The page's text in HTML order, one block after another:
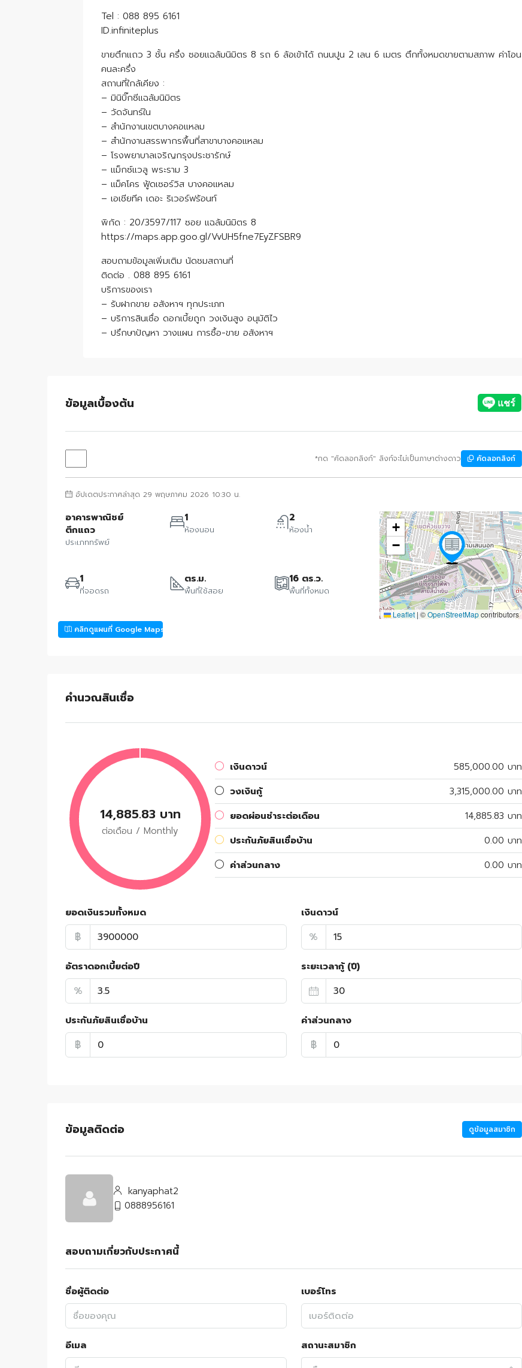
Tel : 088 895 6161
ID.infiniteplus
ขายตึกแถว 3 ชั้น ครึ่ง ซอยแฉล้มนิมิตร 8 รถ 6 ล้อเข้าได้ ถนนปูน 2 เลน 6 เมตร ตึกทั้งหมดขายตามสภาพ ค่าโอน
คนละครึ่ง
สถานที่ใกล้เคียง :
– มินิบิ๊กซีแฉล้มนิมิตร
– วัดจันทร์ใน
– สำนักงานเขตบางคอแหลม
– สำนักงานสรรพากรพื้นที่สาขาบางคอแหลม
– โรงพยาบาลเจริญกรุงประชารักษ์
– แม็กซ์แวลู พระราม 3
– แม็คโคร ฟู้ดเซอร์วิส บางคอแหลม
– เอเชียทีค เดอะ ริเวอร์ฟร้อนท์
พิกัด : 20/3597/117 ซอย แฉล้มนิมิตร 8
https://maps.app.goo.gl/VvUH5fne7EyZFSBR9
สอบถามข้อมูลเพิ่มเติม นัดชมสถานที่
ติดต่อ . 088 895 6161
บริการของเรา
– รับฝากขาย อสังหาฯ ทุกประเภท
– บริการสินเชื่อ ดอกเบี้ยถูก วงเงินสูง อนุมัติไว
– ปรึกษาปัญหา วางแผน การซื้อ-ขาย อสังหาฯ
ข้อมูลเบื้องต้น
*กด "คัดลอกลิงก์" ลิงก์จะไม่เป็นภาษาต่างดาว คัดลอกลิงก์
อัปเดตประกาศล่าสุด 29 พฤษภาคม 2026 10:30 น.
อาคารพาณิชย์
ตึกแถว
ประเภททรัพย์
1
ห้องนอน
2
ห้องน้ำ
1
ที่จอดรถ
ตร.ม.
พื้นที่ใช้สอย
16 ตร.ว.
พื้นที่ทั้งหมด
คลิกดูแผนที่ Google Maps
+
−
Leaflet | ©OpenStreetMapcontributors
คำนวณสินเชื่อ
14,885.83 บาท
ต่อเดือน / Monthly
เงินดาวน์
585,000.00 บาท
วงเงินกู้
3,315,000.00 บาท
ยอดผ่อนชำระต่อเดือน
14,885.83 บาท
ประกันภัยสินเชื่อบ้าน
0.00 บาท
ค่าส่วนกลาง
0.00 บาท
ยอดเงินรวมทั้งหมด
฿
เงินดาวน์
%
อัตราดอกเบี้ยต่อปี
%
ระยะเวลากู้ (ปี)
ประกันภัยสินเชื่อบ้าน
฿
ค่าส่วนกลาง
฿
ข้อมูลติดต่อ ดูข้อมูลสมาชิก
kanyaphat2
0888956161
สอบถามเกี่ยวกับประกาศนี้
ชื่อผู้ติดต่อ เบอร์โทร
อีเมล
สถานะสมาชิก